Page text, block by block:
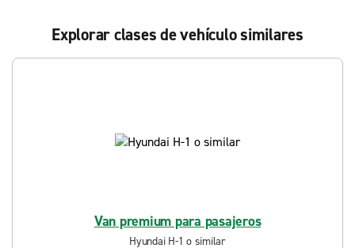
Explorar clases de vehículo similares
Van premium para pasajeros
Hyundai H-1 o similar